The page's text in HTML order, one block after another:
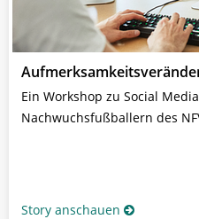
Ein Workshop zu Social
Nachwuchsfußballern des
Story anschauen